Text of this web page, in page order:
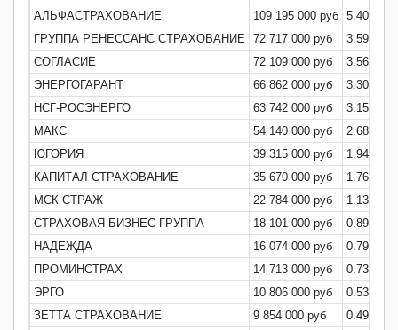
АЛЬФАСТРАХОВАНИЕ
109 195 000 руб
5.40%
ГРУППА РЕНЕССАНС СТРАХОВАНИЕ
72 717 000 руб
3.59%
СОГЛАСИЕ
72 109 000 руб
3.56%
ЭНЕРГОГАРАНТ
66 862 000 руб
3.30%
НСГ-РОСЭНЕРГО
63 742 000 руб
3.15%
МАКС
54 140 000 руб
2.68%
ЮГОРИЯ
39 315 000 руб
1.94%
КАПИТАЛ СТРАХОВАНИЕ
35 670 000 руб
1.76%
МСК СТРАЖ
22 784 000 руб
1.13%
СТРАХОВАЯ БИЗНЕС ГРУППА
18 101 000 руб
0.89%
НАДЕЖДА
16 074 000 руб
0.79%
ПРОМИНСТРАХ
14 713 000 руб
0.73%
ЭРГО
10 806 000 руб
0.53%
ЗЕТТА СТРАХОВАНИЕ
9 854 000 руб
0.49%